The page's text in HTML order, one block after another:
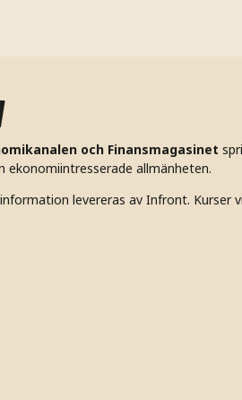
och Finansmagasinet
ekonomiintresserade allmänheten.
levereras av Infront. Kurser